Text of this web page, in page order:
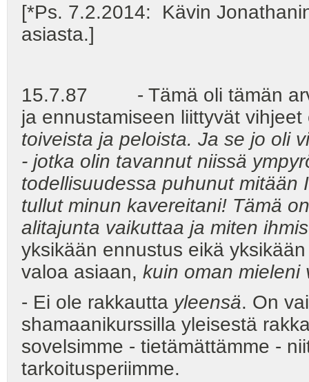
[*Ps. 7.2.2014: Kävin
asiasta.]
15.7.87 - Tämä oli tämän
ja ennustamiseen liittyvät
toiveista ja peloista. Ja se jo oli
- jotka olin tavannut niissä
todellisuudessa puhunut mitään
tullut minun kavereitani! Tämä
alitajunta vaikuttaa ja miten
yksikään ennustus eikä
valoa asiaan, kuin oman mieleni
- Ei ole rakkautta yleensä. On
shamaanikurssilla yleisestä
sovelsimme - tietämättämme -
tarkoitusperiimme.